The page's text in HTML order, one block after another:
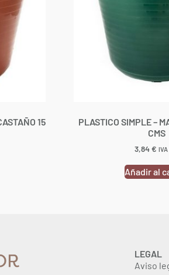
15
PLASTICO SIMPLE –
CMS
3,84€
Añadir al
LEGAL
Aviso